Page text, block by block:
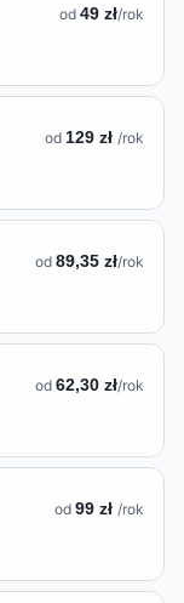
od 49 zł/rok
od 129 zł /rok
od 89,35 zł/rok
od 62,30 zł/rok
od 99 zł /rok